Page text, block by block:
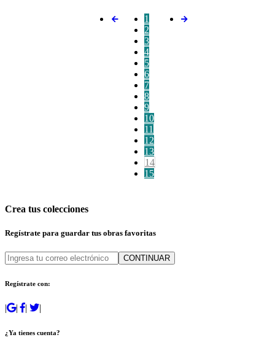
1
2
3
4
5
6
7
8
9
10
11
12
13
14
15
Crea tus colecciones
Regístrate para guardar tus obras favoritas
CONTINUAR
Regístrate con:
| | | |
¿Ya tienes cuenta?